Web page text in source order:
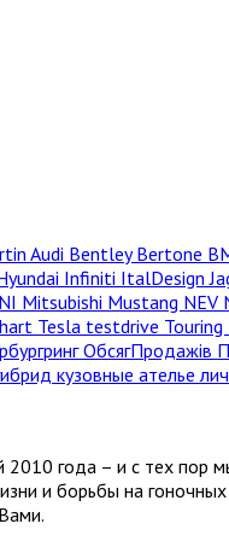
Audi BentleyBertone
Infiniti ItalDesign
Mitsubishi Mustang NEV
Tesla testdrive Touring
ОбсягПродажів
кузовные ателье
года – и с тех пор
и борьбы на